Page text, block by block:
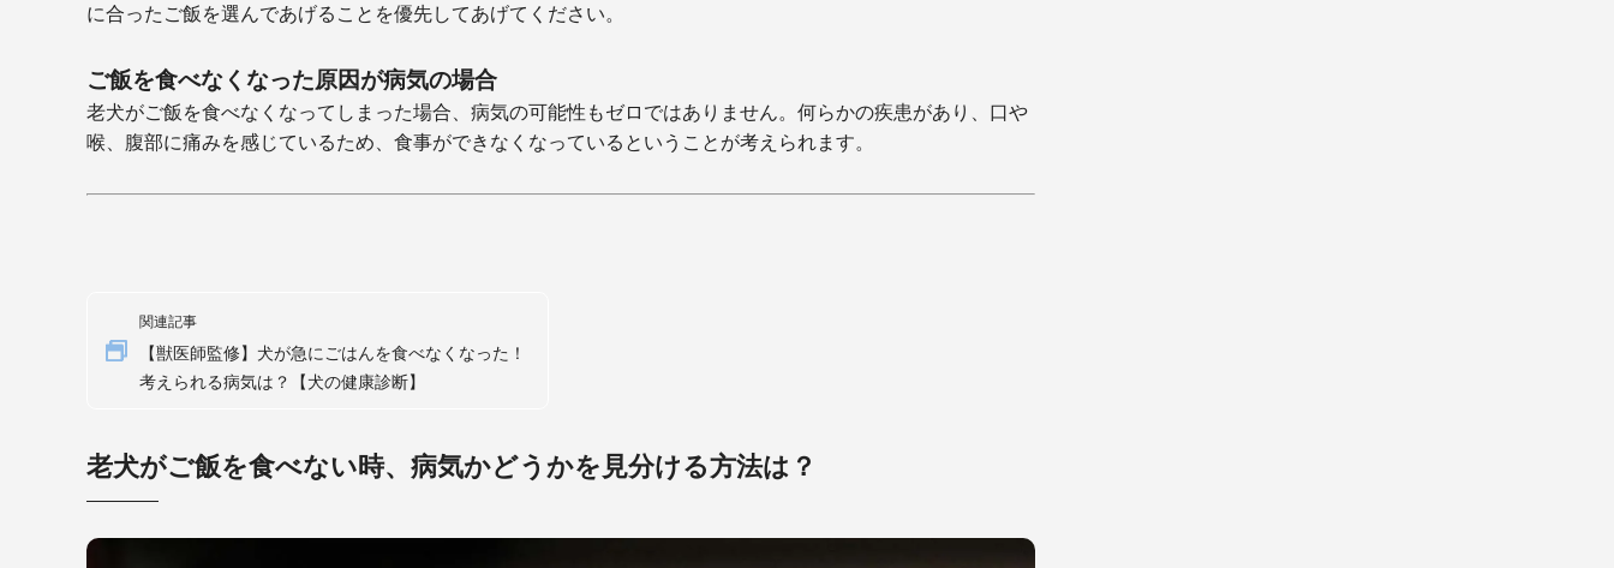
に合ったご飯を選んであげることを優先してあげてください。
ご飯を食べなくなった原因が病気の場合
老犬がご飯を食べなくなってしまった場合、病気の可能性もゼロではありません。何らかの疾患があり、口や
喉、腹部に痛みを感じているため、食事ができなくなっているということが考えられます。
関連記事
【獣医師監修】犬が急にごはんを食べなくなった！
考えられる病気は？【犬の健康診断】
老犬がご飯を食べない時、病気かどうかを見分ける方法は？